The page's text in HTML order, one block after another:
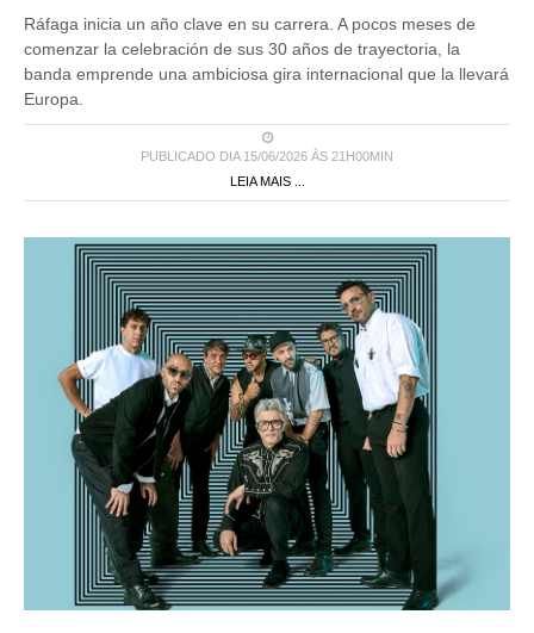
Ráfaga inicia un año clave en su carrera. A pocos meses de
comenzar la celebración de sus 30 años de trayectoria, la
banda emprende una ambiciosa gira internacional que la llevará
Europa.
PUBLICADO DIA 15/06/2026 ÀS 21H00MIN
LEIA MAIS ...